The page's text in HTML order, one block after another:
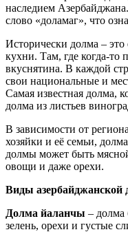
наследием
слово «доламаг», что
Исторически долма –
кухни. Там, где когда-
вкуснятина. В каждой
свои национальные и
Самая известная долма,
долма из листьев
В зависимости от
хозяйки и её семьи,
долмы может быть
овощи и даже орехи.
Виды азербайджанской
Долма йаланчы – долма
зелень, орехи и густые